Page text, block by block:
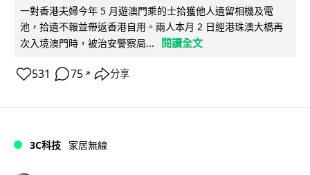
一對香港夫婦今年 5 月遊澳門乘的士拾獲他人遺留相機及電
池，拾遺不報並帶返香港自用。兩人本月 2 日經港珠澳大橋再
次入境澳門時，被治安警察局...
閱讀全文
531 75 ↗ 分享
3C科技 家居無線